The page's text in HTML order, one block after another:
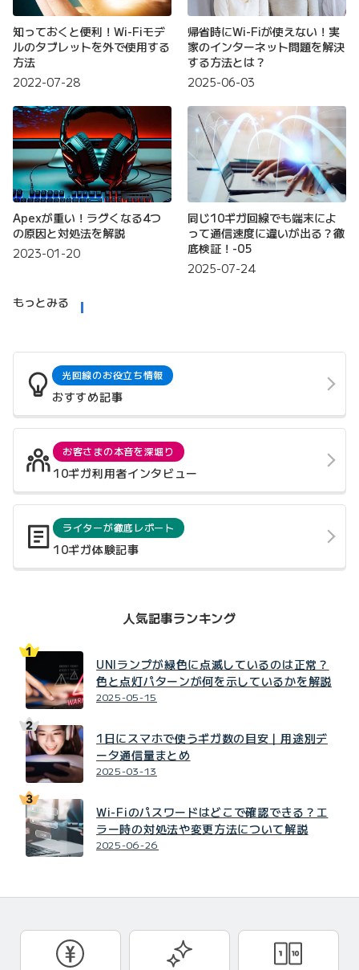
知っておくと便利！Wi-Fiモデ
ルのタブレットを外で使用する
方法
2022-07-28
帰省時にWi-Fiが使えない！実
家のインターネット問題を解決
する方法とは？
2025-06-03
Apexが重い！ラグくなる4つ
の原因と対処法を解説
2023-01-20
同じ10ギガ回線でも端末によ
って通信速度に違いが出る？徹
底検証！-05
2025-07-24
もっとみる
光回線のお役立ち情報
おすすめ記事
お客さまの本音を深堀り
10ギガ利用者インタビュー
ライターが徹底レポート
10ギガ体験記事
人気記事ランキング
UNIランプが緑色に点滅しているのは正常？
色と点灯パターンが何を示しているかを解説
2025-05-15
1日にスマホで使うギガ数の目安｜用途別デ
ータ通信量まとめ
2025-03-13
Wi-Fiのパスワードはどこで確認できる？エ
ラー時の対処法や変更方法について解説
2025-06-26